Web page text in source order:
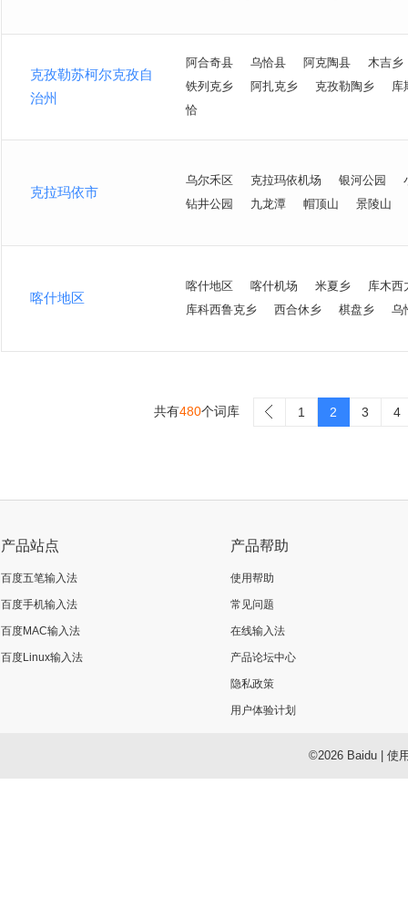
克孜勒苏柯尔克孜自
治州
阿合奇县 乌恰县 阿克陶县
木吉乡
铁列克乡
阿扎克乡 克孜勒陶乡
库
恰
克拉玛依市
乌尔禾区 克拉玛依机场 银河公园
钻井公园
九龙潭 帽顶山 景陵山
喀什地区
喀什地区 喀什机场 米夏乡
库木西
库科西鲁克乡
西合休乡 棋盘乡 乌
共有480个词库 1 2 3 4
产品站点
百度五笔输入法
百度手机输入法
百度MAC输入法
百度Linux输入法
产品帮助
使用帮助
常见问题
在线输入法
产品论坛中心
隐私政策
用户体验计划
©2026 Baidu| 使